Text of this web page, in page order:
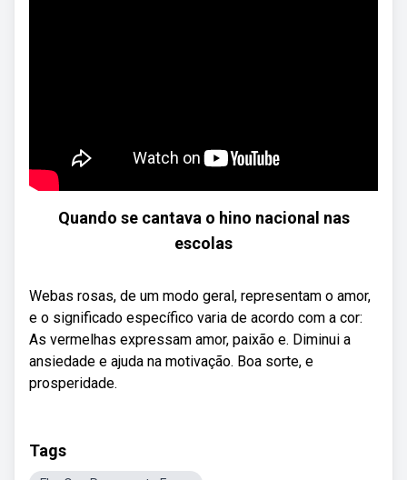
Quando se cantava o hino nacional nas
escolas
Webas rosas, de um modo geral, representam o amor,
e o significado específico varia de acordo com a cor:
As vermelhas expressam amor, paixão e. Diminui a
ansiedade e ajuda na motivação. Boa sorte, e
prosperidade.
Tags